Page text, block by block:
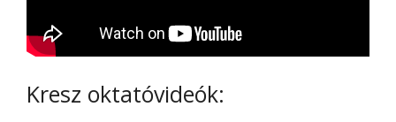
Kresz oktatóvideók: